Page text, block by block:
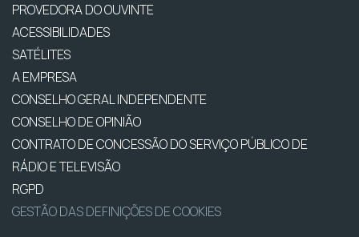
PROVEDORA DO OUVINTE
ACESSIBILIDADES
SATÉLITES
A EMPRESA
CONSELHO GERAL INDEPENDENTE
CONSELHO DE OPINIÃO
CONTRATO DE CONCESSÃO DO SERVIÇO PÚBLICO DE
RÁDIO E TELEVISÃO
RGPD
GESTÃO DAS DEFINIÇÕES DE COOKIES